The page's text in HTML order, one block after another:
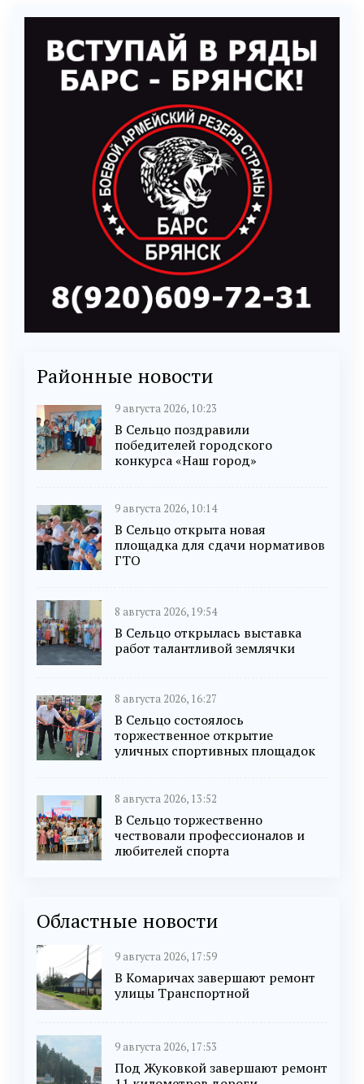
Районные новости
9 августа 2026, 10:23
В Сельцо поздравили
победителей городского
конкурса «Наш город»
9 августа 2026, 10:14
В Сельцо открыта новая
площадка для сдачи нормативов
ГТО
8 августа 2026, 19:54
В Сельцо открылась выставка
работ талантливой землячки
8 августа 2026, 16:27
В Сельцо состоялось
торжественное открытие
уличных спортивных площадок
8 августа 2026, 13:52
В Сельцо торжественно
чествовали профессионалов и
любителей спорта
Областные новости
9 августа 2026, 17:59
В Комаричах завершают ремонт
улицы Транспортной
9 августа 2026, 17:53
Под Жуковкой завершают ремонт